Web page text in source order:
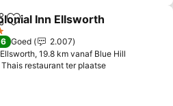
Toevoegen aan favorieten
Inn Ellsworth
Goed
2.007
Ellsworth, 19.8 km vanaf Blue Hill
Thais restaurant ter plaatsePrijzen